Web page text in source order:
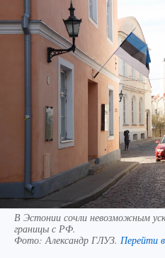
В Эстонии сочли невозможным
границы с РФ.
Фото:Александр ГЛУЗ. Перейти